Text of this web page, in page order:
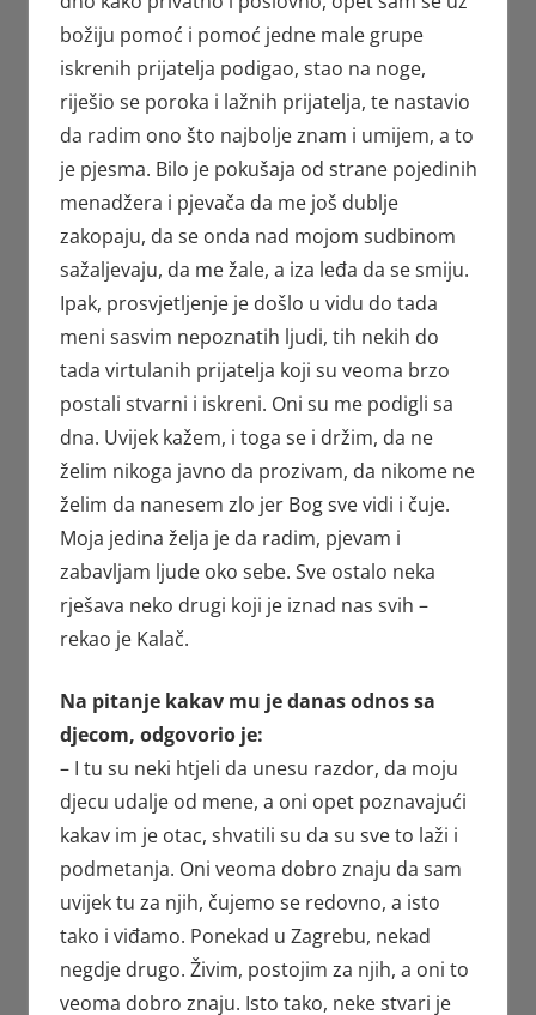
božiju pomoć i pomoć jedne male grupe
iskrenih prijatelja podigao, stao na noge,
riješio se poroka i lažnih prijatelja, te nastavio
da radim ono što najbolje znam i umijem, a to
je pjesma. Bilo je pokušaja od strane pojedinih
menadžera i pjevača da me još dublje
zakopaju, da se onda nad mojom sudbinom
sažaljevaju, da me žale, a iza leđa da se smiju.
Ipak, prosvjetljenje je došlo u vidu do tada
meni sasvim nepoznatih ljudi, tih nekih do
tada virtulanih prijatelja koji su veoma brzo
postali stvarni i iskreni. Oni su me podigli sa
dna. Uvijek kažem, i toga se i držim, da ne
želim nikoga javno da prozivam, da nikome ne
želim da nanesem zlo jer Bog sve vidi i čuje.
Moja jedina želja je da radim, pjevam i
zabavljam ljude oko sebe. Sve ostalo neka
rješava neko drugi koji je iznad nas svih –
rekao je Kalač.
Na pitanje kakav mu je danas odnos sa
djecom, odgovorio je:
– I tu su neki htjeli da unesu razdor, da moju
djecu udalje od mene, a oni opet poznavajući
kakav im je otac, shvatili su da su sve to laži i
podmetanja. Oni veoma dobro znaju da sam
uvijek tu za njih, čujemo se redovno, a isto
tako i viđamo. Ponekad u Zagrebu, nekad
negdje drugo. Živim, postojim za njih, a oni to
veoma dobro znaju. Isto tako, neke stvari je